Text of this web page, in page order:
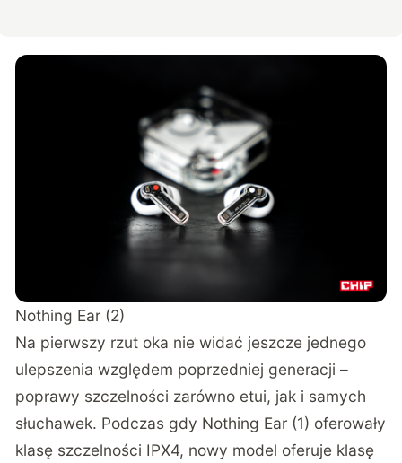
Nothing Ear (2)
Na pierwszy rzut oka nie widać jeszcze jednego
ulepszenia względem poprzedniej generacji –
poprawy szczelności zarówno etui, jak i samych
słuchawek. Podczas gdy Nothing Ear (1) oferowały
klasę szczelności IPX4, nowy model oferuje klasę